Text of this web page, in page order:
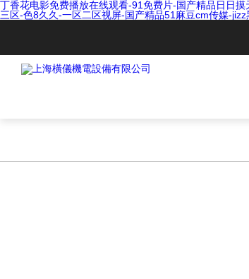
丁香花电影免费播放在线观看-91免费片-国产精品日日
三区-色8久久-一区二区视屏-国产精品51麻豆cm传媒-